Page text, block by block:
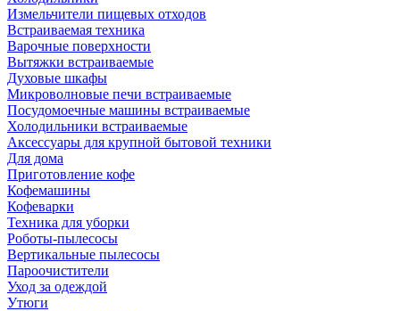
Измельчители пищевых отходов
Встраиваемая техника
Варочные поверхности
Вытяжки встраиваемые
Духовые шкафы
Микроволновые печи встраиваемые
Посудомоечные машины встраиваемые
Холодильники встраиваемые
Аксессуары для крупной бытовой техники
Для дома
Приготовление кофе
Кофемашины
Кофеварки
Техника для уборки
Роботы-пылесосы
Вертикальные пылесосы
Пароочистители
Уход за одеждой
Утюги